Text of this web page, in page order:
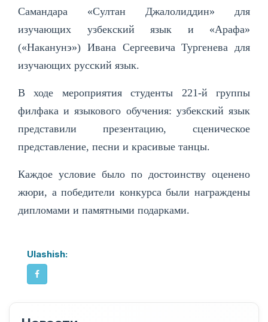
Самандара «Султан Джалолиддин» для
изучающих узбекский язык и «Арафа»
(«Наканунэ») Ивана Сергеевича Тургенева для
изучающих русский язык.
В ходе мероприятия студенты 221-й группы
филфака и языкового обучения: узбекский язык
представили презентацию, сценическое
представление, песни и красивые танцы.
Каждое условие было по достоинству оценено
жюри, а победители конкурса были награждены
дипломами и памятными подарками.
Ulashish: